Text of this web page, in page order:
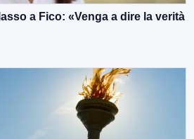
a Fico: «Venga a dire la verità